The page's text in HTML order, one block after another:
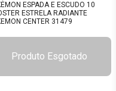
ESPADA E ESCUDO 10
ESTRELA RADIANTE
CENTER 31479
Produto Esgotado